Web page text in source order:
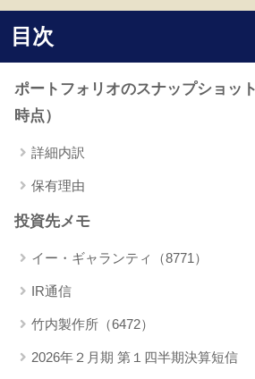
目次
ポートフォリオのスナップショッ
時点）
詳細内訳
保有理由
投資先メモ
イー・ギャランティ（8771）
IR通信
竹内製作所（6472）
2026年２月期 第１四半期決算短信